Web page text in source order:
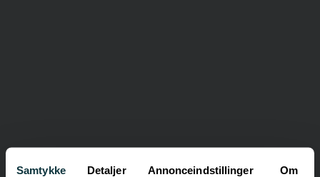
Samtykke Detaljer Annonceindstillinger Om